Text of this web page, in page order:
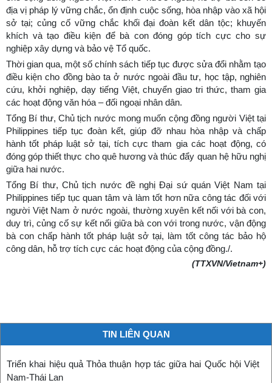
địa vị pháp lý vững chắc, ổn định cuộc sống, hòa nhập vào xã hội
sở tại; củng cố vững chắc khối đại đoàn kết dân tộc; khuyến
khích và tạo điều kiện để bà con đóng góp tích cực cho sự
nghiệp xây dựng và bảo vệ Tổ quốc.
Thời gian qua, một số chính sách tiếp tục được sửa đổi nhằm tạo
điều kiện cho đồng bào ta ở nước ngoài đầu tư, học tập, nghiên
cứu, khởi nghiệp, dạy tiếng Việt, chuyển giao tri thức, tham gia
các hoạt động văn hóa – đối ngoại nhân dân.
Tổng Bí thư, Chủ tịch nước mong muốn cộng đồng người Việt tại
Philippines tiếp tục đoàn kết, giúp đỡ nhau hòa nhập và chấp
hành tốt pháp luật sở tại, tích cực tham gia các hoạt động, có
đóng góp thiết thực cho quê hương và thúc đẩy quan hệ hữu nghị
giữa hai nước.
Tổng Bí thư, Chủ tịch nước đề nghị Đại sứ quán Việt Nam tại
Philippines tiếp tục quan tâm và làm tốt hơn nữa công tác đối với
người Việt Nam ở nước ngoài, thường xuyên kết nối với bà con,
duy trì, củng cố sự kết nối giữa bà con với trong nước, vận động
bà con chấp hành tốt pháp luật sở tại, làm tốt công tác bảo hộ
công dân, hỗ trợ tích cực các hoạt động của cộng đồng./.
(TTXVN/Vietnam+)
TIN LIÊN QUAN
Triển khai hiệu quả Thỏa thuận hợp tác giữa hai Quốc hội Việt
Nam-Thái Lan